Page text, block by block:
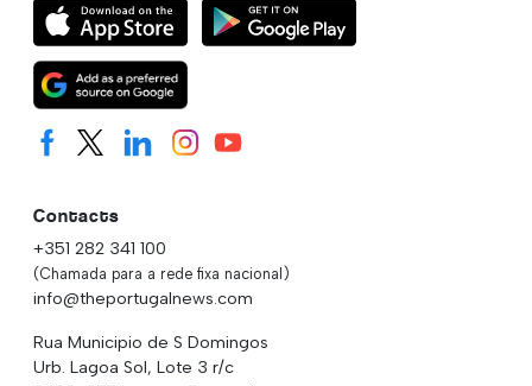
Contacts
+351 282 341 100
(Chamada para a rede fixa nacional)
info@theportugalnews.com
Rua Municipio de S Domingos
Urb. Lagoa Sol, Lote 3 r/c